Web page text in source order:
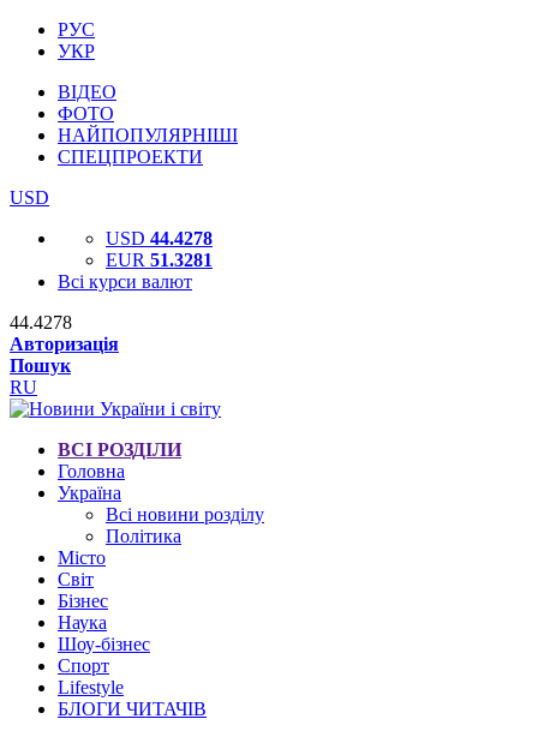
РУС
УКР
ВІДЕО
ФОТО
НАЙПОПУЛЯРНІШІ
СПЕЦПРОЕКТИ
USD
USD 44.4278
EUR 51.3281
Всі курси валют
44.4278
Авторизація
Пошук
RU
ВСІ РОЗДІЛИ
Головна
Україна
Всі новини розділу
Політика
Місто
Світ
Бізнес
Наука
Шоу-бізнес
Спорт
Lifestyle
БЛОГИ ЧИТАЧІВ